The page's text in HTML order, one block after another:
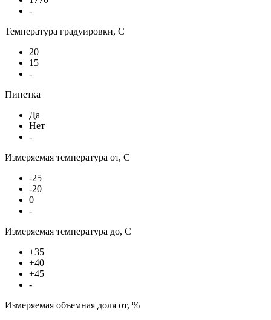
-
Температура градуировки, С
20
15
-
Пипетка
Да
Нет
-
Измеряемая температура от, С
-25
-20
0
-
Измеряемая температура до, С
+35
+40
+45
-
Измеряемая объемная доля от, %